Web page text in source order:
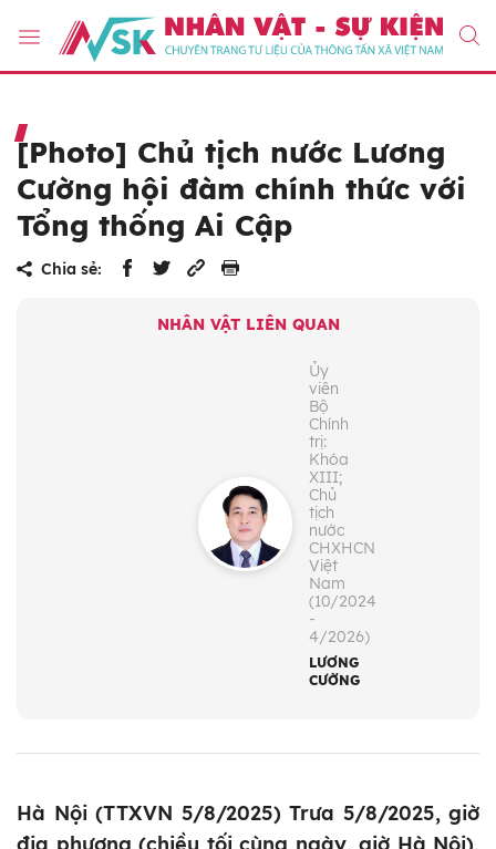
[Photo] Chủ tịch nước Lương
Cường hội đàm chính thức với
Tổng thống Ai Cập
Chia sẻ:
NHÂN VẬT LIÊN QUAN
Ủy
viên
Bộ
Chính
trị:
Khóa
XIII;
Chủ
tịch
nước
CHXHCN
Việt
Nam
(10/2024
-
4/2026)
LƯƠNG
CƯỜNG
Hà Nội (TTXVN 5/8/2025) Trưa 5/8/2025, giờ